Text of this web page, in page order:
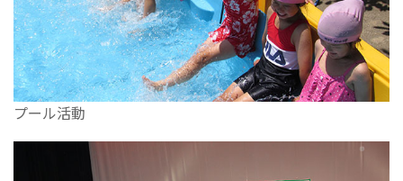
プール活動